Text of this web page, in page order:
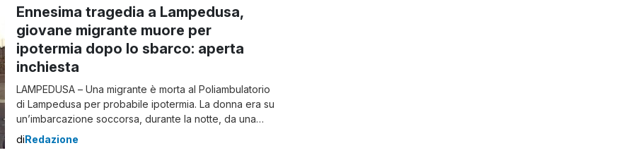
Ennesima tragedia a Lampedusa,
giovane migrante muore per
ipotermia dopo lo sbarco: aperta
inchiesta
LAMPEDUSA – Una migrante è morta al Poliambulatorio
di Lampedusa per probabile ipotermia. La donna era su
un’imbarcazione soccorsa, durante la notte, da una
motovedetta della Guardia di Finanza. Due i natanti
diRedazione